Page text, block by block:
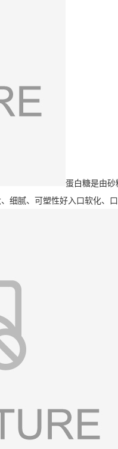
蛋白糖是由砂
细腻、可塑性好入口软化